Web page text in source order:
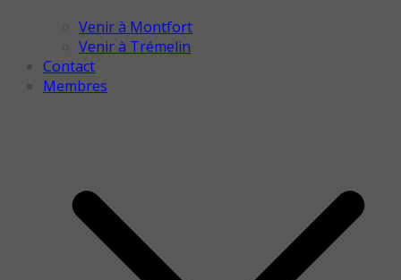
Venir à Montfort
Venir à Trémelin
Contact
Membres